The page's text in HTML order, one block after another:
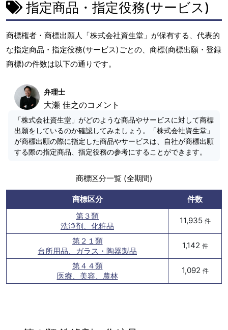
指定商品・指定役務(サービス)
商標権者・商標出願人「株式会社資生堂」が保有する、代表的
な指定商品・指定役務(サービス)ごとの、商標(商標出願・登録
商標)の件数は以下の通りです。
弁理士
大瀬 佳之のコメント
「株式会社資生堂」がどのような商品やサービスに対して商標
出願をしているのか確認してみましょう。「株式会社資生堂」
が商標出願の際に指定した商品やサービスは、自社が商標出願
する際の指定商品、指定役務の参考にすることができます。
商標区分一覧 (全期間)
商標区分
件数
第３類
洗浄剤、化粧品
11,935 件
第２１類
台所用品、ガラス・陶器製品
1,142 件
第４４類
医療、美容、農林
1,092 件